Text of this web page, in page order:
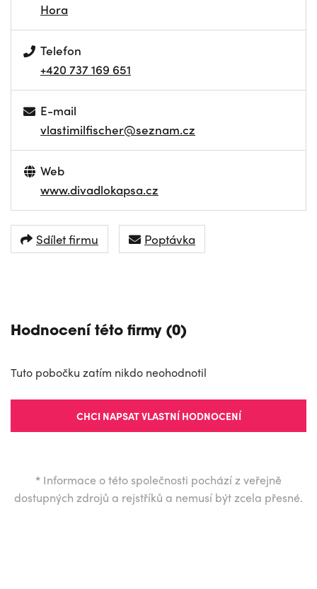
Hora
Telefon
+420 737 169 651
E-mail
vlastimilfischer@seznam.cz
Web
www.divadlokapsa.cz
Sdílet firmu Poptávka
Hodnocení této firmy (0)
Tuto pobočku zatím nikdo neohodnotil
CHCI NAPSAT VLASTNÍ HODNOCENÍ
* Informace o této společnosti pochází z veřejně
dostupných zdrojů a rejstříků a nemusí být zcela přesné.